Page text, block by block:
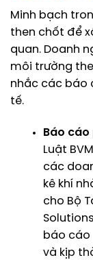
Minh bạch
then chốt để
quan. Doanh
môi trường
nhắc các báo
tế.
Báo
Luật
các
kê khí
cho Bộ
báo
và kịp